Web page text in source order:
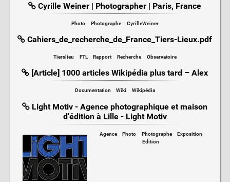
Cyrille Weiner | Photographer | Paris, France
Photo Photographe CyrilleWeiner
Cahiers_de_recherche_de_France_Tiers-Lieux.pdf
Tierslieu FTL Rapport Recherche Observatoire
[Article] 1000 articles Wikipédia plus tard – Alex
Documentation Wiki Wikipédia
Light Motiv - Agence photographique et maison
d'édition à Lille - Light Motiv
Agence Photo Photographe
Exposition
Edition